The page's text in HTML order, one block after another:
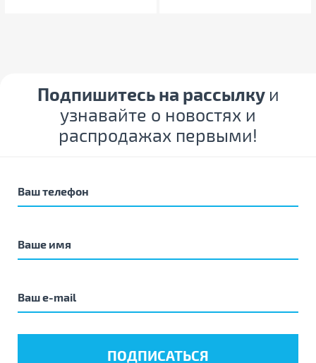
Подпишитесь на рассылку и
узнавайте о новостях и
распродажах первыми!